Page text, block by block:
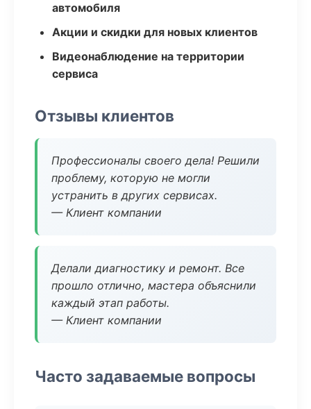
автомобиля
Акции и скидки для новых клиентов
Видеонаблюдение на территории
сервиса
Отзывы клиентов
Профессионалы своего дела! Решили
проблему, которую не могли
устранить в других сервисах.
— Клиент компании
Делали диагностику и ремонт. Все
прошло отлично, мастера объяснили
каждый этап работы.
— Клиент компании
Часто задаваемые вопросы